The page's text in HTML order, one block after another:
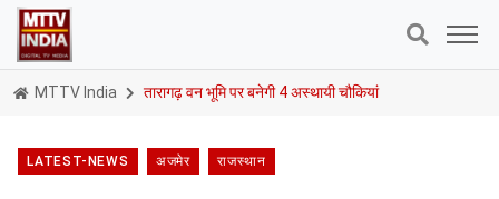
MTTV India तारागढ़ वन भूमि पर बनेगी 4 अस्थायी चौकियां
LATEST-NEWS अजमेर राजस्थान